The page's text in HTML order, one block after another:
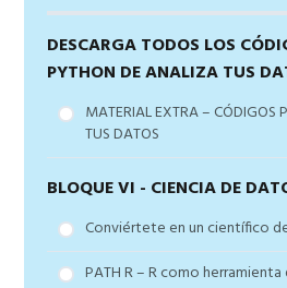
DESCARGA TODOS LOS
PYTHON DE ANALIZA TUS
MATERIAL EXTRA – CÓDIGOS
TUS DATOS
BLOQUE VI - CIENCIA DE
Conviértete en un científico
PATH R – R como